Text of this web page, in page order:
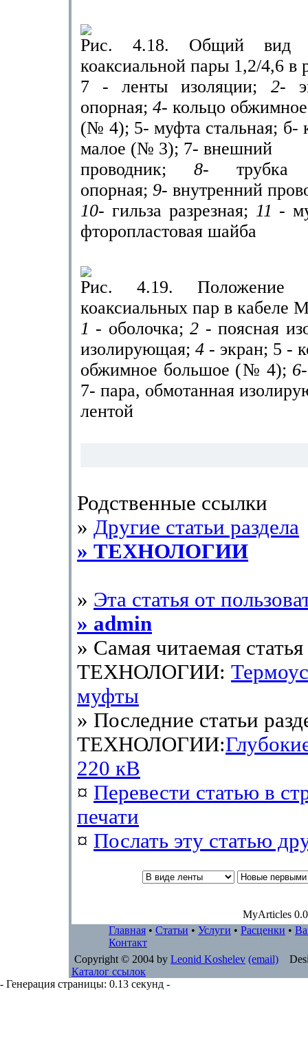
Рис. 4.18. Общий вид
коаксиальной пары 1,2/4,6 в
7 - ленты изоляции; 2-
опорная; 4- кольцо
(№ 4); 5- муфта стальная; б-
малое (№ 3); 7- внешний
проводник; 8- трубка
опорная; 9- внутренний
10- гильза разрезная; 11 -
фторопластовая шайба
Рис. 4.19. Положение
коаксиальных пар в кабеле
1 - оболочка;2 -поясная
изолирующая; 4 - экран; 5 -
обжимное большое (№ 4);
7- пара, обмотанная
лентой
Родственные ссылки
» Другие статьи раздела
» ТЕХНОЛОГИИ
» Эта статья от
» admin
» Самая читаемая статья
ТЕХНОЛОГИИ:
муфты
» Последние статьи
ТЕХНОЛОГИИ:
220 кВ
¤ Перевести статью в
печати
¤ Послать эту cтатью
MyArticles
Главная • Статьи • Услуги • Расценки •
Контакт
Copyright © 2004 by Leonid Koshelev (email)
Каталог ссылок
- Генерация страницы: 0.13 секунд -